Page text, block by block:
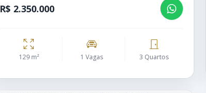
R$ 2.350.000
129 m² 1 Vagas 3 Quartos